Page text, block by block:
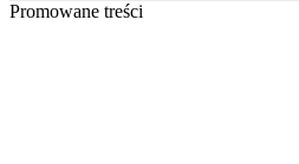
Promowane treści